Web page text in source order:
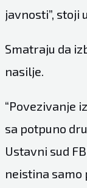
javnosti”, stoji
Smatraju da
nasilje.
“Povezivanje
sa potpuno
Ustavni sud
neistina samo